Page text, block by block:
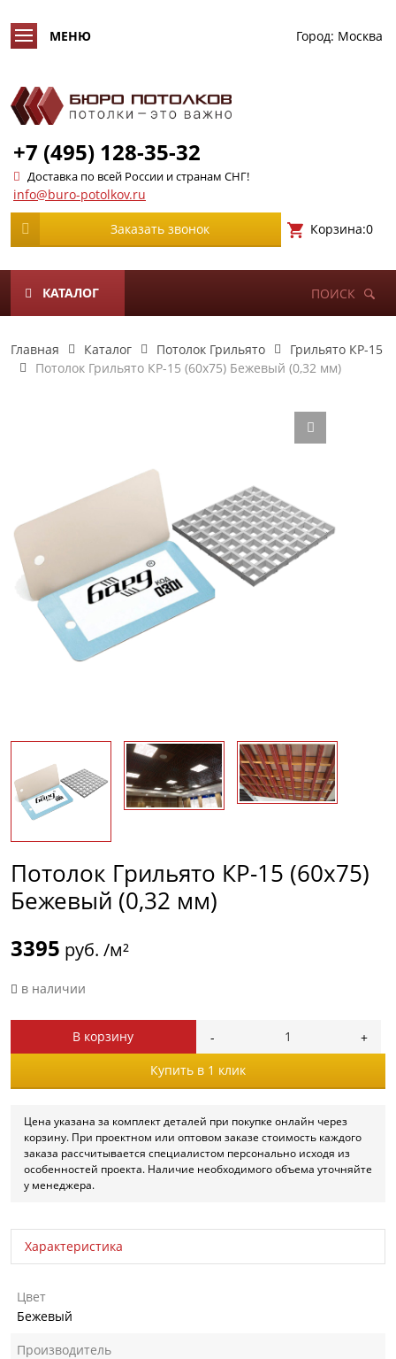
Город: Москва
+7 (495) 128-35-32
Доставка по всей России и странам СНГ!
info@buro-potolkov.ru
Заказать звонок Корзина:0
КАТАЛОГ ПОИСК
Главная Каталог Потолок Грильято
Грильято КР-15
Потолок Грильято КР-15 (60х75) Бежевый (0,32 мм)
Потолок Грильято КР-15 (60х75)
Бежевый (0,32 мм)
3395 руб. /м²
в наличии
В корзину
Купить в 1 клик
Цена указана за комплект деталей при покупке онлайн через
корзину. При проектном или оптовом заказе стоимость каждого
заказа рассчитывается специалистом персонально исходя из
особенностей проекта. Наличие необходимого объема уточняйте
у менеджера.
Характеристика
Цвет
Бежевый
Производитель